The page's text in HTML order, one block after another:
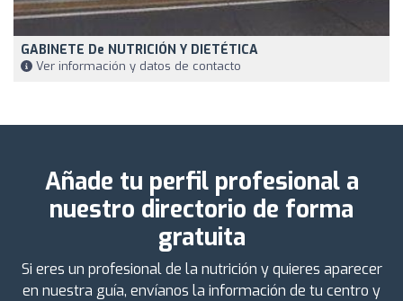
GABINETE De NUTRICIÓN Y DIETÉTICA
Ver información y datos de contacto
Añade tu perfil profesional a
nuestro directorio de forma
gratuita
Si eres un profesional de la nutrición y quieres aparecer
en nuestra guía, envíanos la información de tu centro y